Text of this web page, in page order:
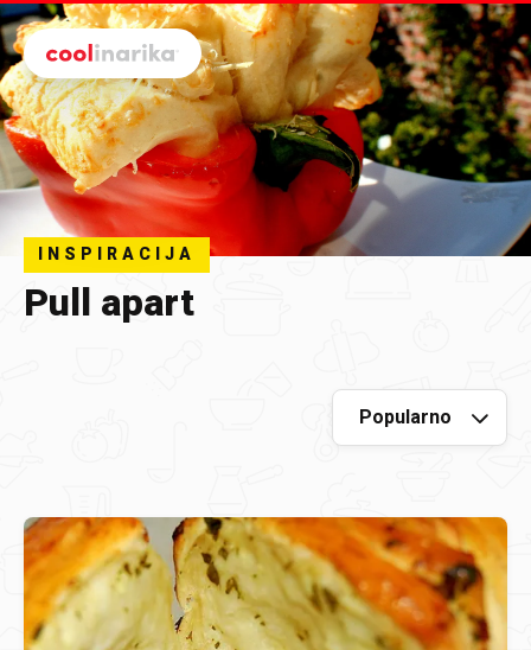
Preskoči na glavni sadržaj
INSPIRACIJA
Pull apart